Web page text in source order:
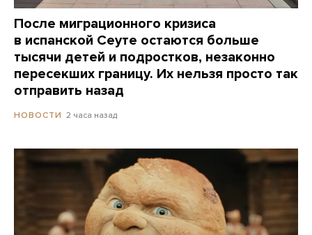
После миграционного кризиса
в испанской Сеуте остаются больше
тысячи детей и подростков, незаконно
пересекших границу. Их нельзя просто так
отправить назад
НОВОСТИ 2 часа назад